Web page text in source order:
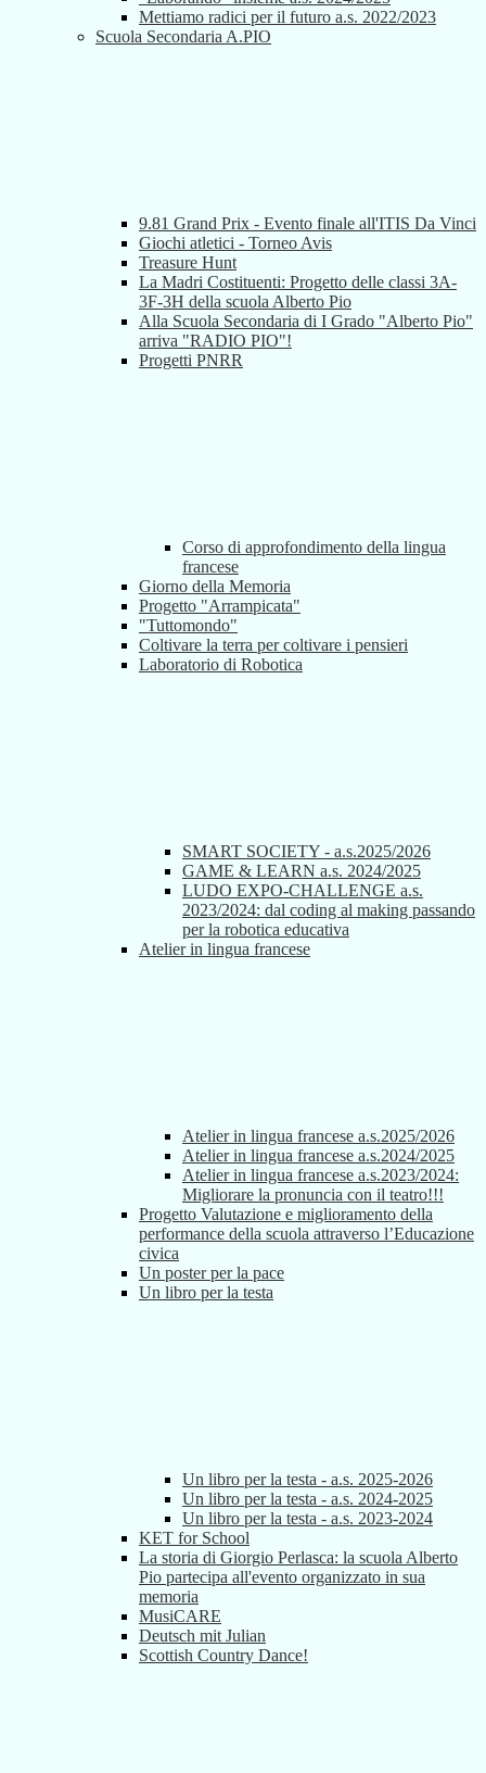
Mettiamo radici per il futuro a.s. 2022/2023
Scuola Secondaria A.PIO
9.81 Grand Prix - Evento finale all'ITIS Da Vinci
Giochi atletici - Torneo Avis
Treasure Hunt
La Madri Costituenti: Progetto delle classi 3A-
3F-3H della scuola Alberto Pio
Alla Scuola Secondaria di I Grado "Alberto Pio"
arriva "RADIO PIO"!
Progetti PNRR
Corso di approfondimento della lingua
francese
Giorno della Memoria
Progetto "Arrampicata"
"Tuttomondo"
Coltivare la terra per coltivare i pensieri
Laboratorio di Robotica
SMART SOCIETY - a.s.2025/2026
GAME & LEARN a.s. 2024/2025
LUDO EXPO-CHALLENGE a.s.
2023/2024: dal coding al making passando
per la robotica educativa
Atelier in lingua francese
Atelier in lingua francese a.s.2025/2026
Atelier in lingua francese a.s.2024/2025
Atelier in lingua francese a.s.2023/2024:
Migliorare la pronuncia con il teatro!!!
Progetto Valutazione e miglioramento della
performance della scuola attraverso l’Educazione
civica
Un poster per la pace
Un libro per la testa
Un libro per la testa - a.s. 2025-2026
Un libro per la testa - a.s. 2024-2025
Un libro per la testa - a.s. 2023-2024
KET for School
La storia di Giorgio Perlasca: la scuola Alberto
Pio partecipa all'evento organizzato in sua
memoria
MusiCARE
Deutsch mit Julian
Scottish Country Dance!